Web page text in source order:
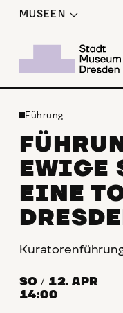
MUSEEN
Führung
EWIGE
EINE
SO / 12. APR
14:00